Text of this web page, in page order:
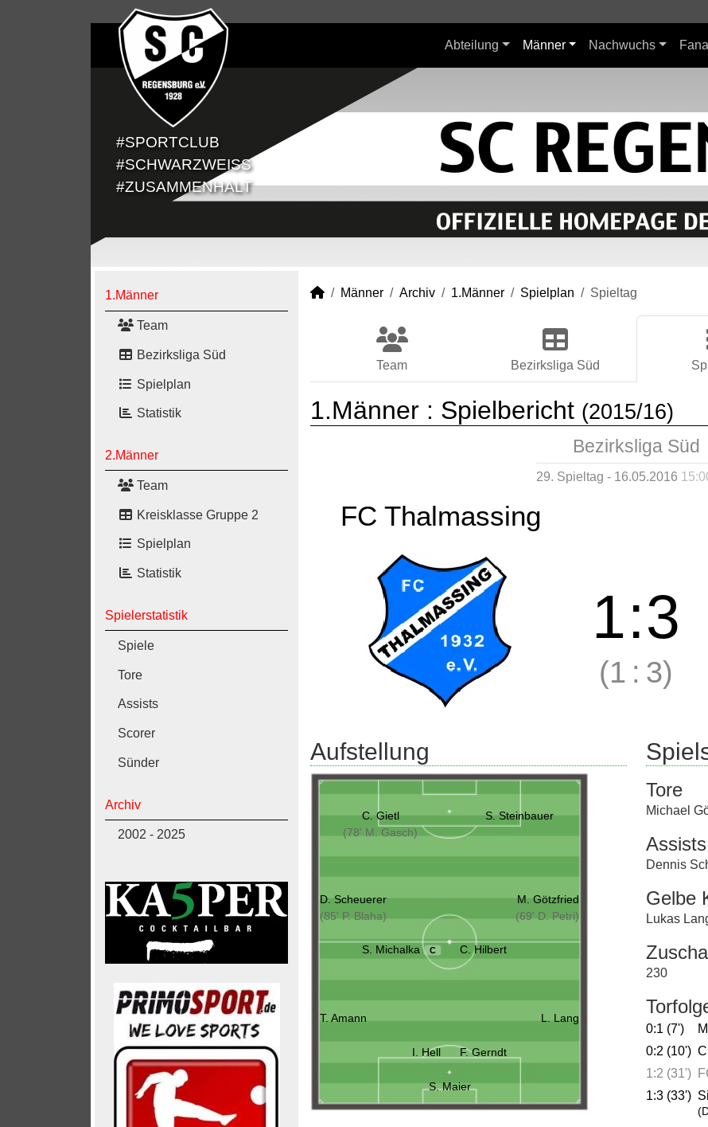
Abteilung Männer Nachwuchs
#SPORTCLUB
#SCHWARZWEISS
#ZUSAMMENHALT
1.Männer
Team
Bezirksliga Süd
Spielplan
Statistik
2.Männer
Team
Kreisklasse Gruppe 2
Spielplan
Statistik
Spielerstatistik
Spiele
Tore
Assists
Scorer
Sünder
Archiv
2002 - 2025
Männer Archiv 1.Männer Spielplan Spieltag
Team Bezirksliga Süd
1.Männer : Spielbericht (2015/16)
Bezirksliga Süd
29. Spieltag - 16.05.2016
FC Thalmassing
1:3
(1 : 3)
Aufstellung
C. Gietl
(78' M. Gasch)
S. Steinbauer
D. Scheuerer
(85' P. Blaha)
M. Götzfried
(69' D. Petri)
S. Michalka C C. Hilbert
T. Amann L. Lang
I. Hell F. Gerndt
S. Maier
Tore
Michael
Assists
Dennis
Gelbe
Lukas
230
0:1 (7')
0:2 (10')
1:2 (31')
1:3 (33')